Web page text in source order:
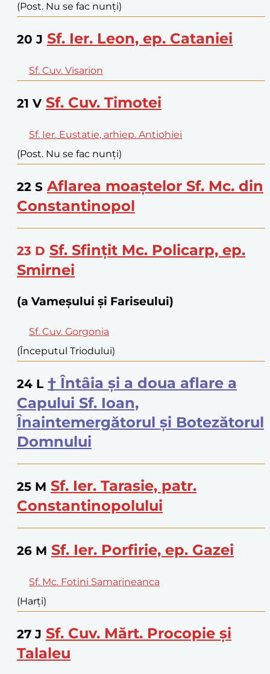
(Post. Nu se fac nunți)
20 J Sf. Ier. Leon, ep. Cataniei
Sf. Cuv. Visarion
21 V Sf. Cuv. Timotei
Sf. Ier. Eustatie, arhiep. Antiohiei
(Post. Nu se fac nunți)
22 S Aflarea moaștelor Sf. Mc. din
Constantinopol
23 D Sf. Sfințit Mc. Policarp, ep.
Smirnei
(a Vameșului și Fariseului)
Sf. Cuv. Gorgonia
(Începutul Triodului)
24 L † Întâia și a doua aflare a
Capului Sf. Ioan,
Înaintemergătorul și Botezătorul
Domnului
25 M Sf. Ier. Tarasie, patr.
Constantinopolului
26 M Sf. Ier. Porfirie, ep. Gazei
Sf. Mc. Fotini Samarineanca
(Harți)
27 J Sf. Cuv. Mărt. Procopie și
Talaleu